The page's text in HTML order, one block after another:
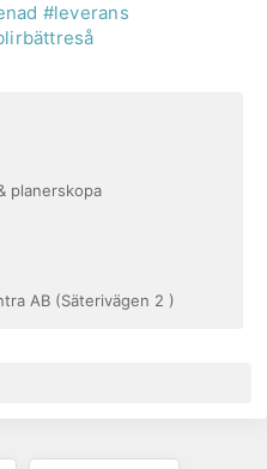
#leverans
planerskopa
AB (Säterivägen 2 )